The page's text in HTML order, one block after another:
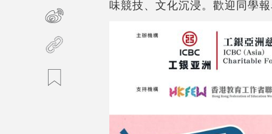
味競技、文化沉浸。歡迎同學